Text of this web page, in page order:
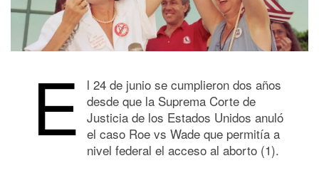
E
l 24 de junio se cumplieron dos años
desde que la Suprema Corte de
Justicia de los Estados Unidos anuló
el caso Roe vs Wade que permitía a
nivel federal el acceso al aborto (1).